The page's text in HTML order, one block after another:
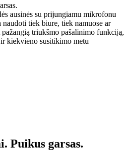
ausinės su prijungiamu mikrofonu
tiek biure, tiek namuose ar
triukšmo pašalinimo funkciją,
kiekvieno susitikimo metu
Puikus garsas.